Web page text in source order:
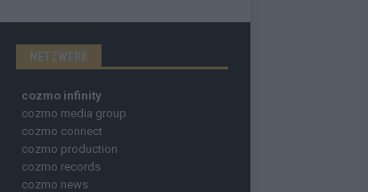
NETZWERK
cozmo infinity
cozmo media group
cozmo connect
cozmo production
cozmo records
cozmo news